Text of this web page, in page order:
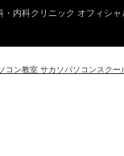
・内科クリニック オフィシ
コン教室 サカソパソコンスク